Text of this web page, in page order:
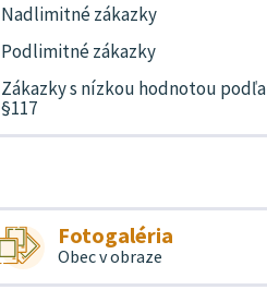
Nadlimitné zákazky
Podlimitné zákazky
Zákazky s nízkou hodnotou podľa
§117
Fotogaléria
Obec v obraze